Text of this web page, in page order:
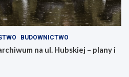
BUDOWNICTWO
na ul. Hubskiej – plany i